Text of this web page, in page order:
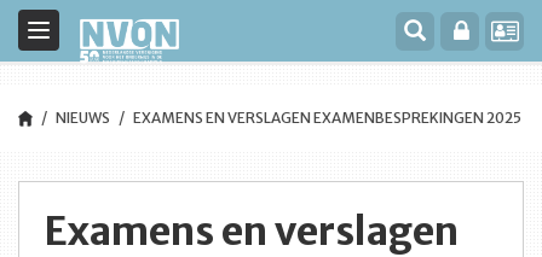
Toggle
navigation
NIEUWS EXAMENS EN VERSLAGEN EXAMENBESPREKINGEN 2025
Examens en verslagen